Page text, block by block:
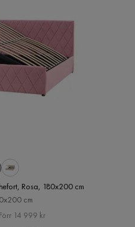
Rosa, 180x200 cm
cm
Pris
Original
Förr 14 999 kr